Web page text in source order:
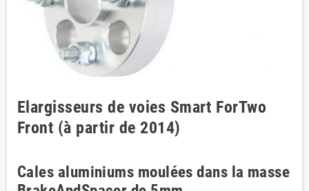
Elargisseurs de voies Smart ForTwo
Front (à partir de 2014)
Cales aluminiums moulées dans la masse